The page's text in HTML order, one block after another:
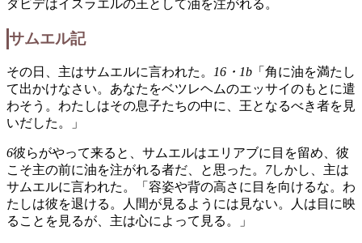
ダビデはイスラエルの王として油を注がれる。
サムエル記
その日、主はサムエルに言われた。 16・1b 「角に油を満たし
て出かけなさい。あなたをベツレヘムのエッサイのもとに遣
わそう。わたしはその息子たちの中に、王となるべき者を見
いだした。」
6彼らがやって来ると、サムエルはエリアブに目を留め、彼
こそ主の前に油を注がれる者だ、と思った。 7しかし、主は
サムエルに言われた。「容姿や背の高さに目を向けるな。わ
たしは彼を退ける。人間が見るようには見ない。人は目に映
ることを見るが、主は心によって見る。」